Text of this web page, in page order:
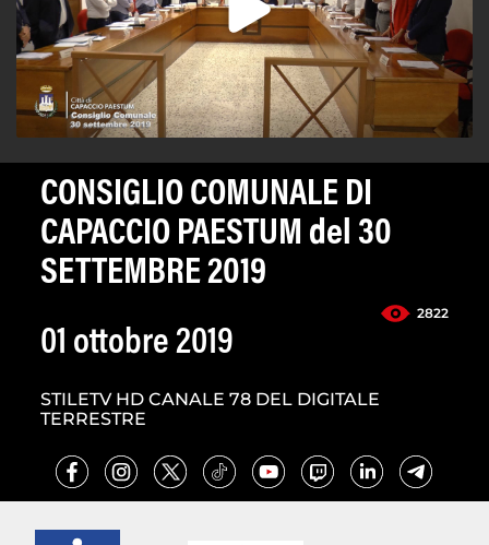
CONSIGLIO COMUNALE DI
CAPACCIO PAESTUM del 30
SETTEMBRE 2019
2822
01 ottobre 2019
STILETV HD CANALE 78 DEL DIGITALE
TERRESTRE